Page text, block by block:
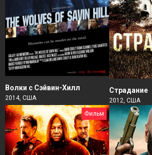
Волки с Сэйвин-Хилл
2014, США
Страдание
2012, США
Фильм